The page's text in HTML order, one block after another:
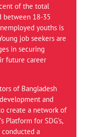
of the total
between 18-35
youths is
job seekers are
in securing
future career
of Bangladesh
and
create a network of
Platform for SDG’s,
conducted a